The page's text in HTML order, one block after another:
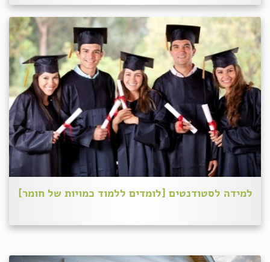
למידה לסטודנטים [לומדים ללמוד כמויות של חומר]